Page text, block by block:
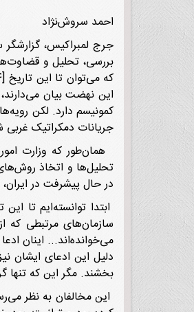
احمد سروش‌نژاد
جرج لمبراکیس، گزارشگر
بررسی، تحلیل و
این نهضت بیان
کمونیسم دارد. لکن
جریانات دمکراتیک غربی
همان‌طور که وزارت
تحلیل‌ها و اتخاذ
در حال پیشرفت در
ابتدا توانسته‌ایم تا
سازمان‌های مرتبطی که
می‌خوانده‌اند... اینان
دلیل این ادعای ایشان
بخشند. مگر این که تنها
این مخالفان به نظر